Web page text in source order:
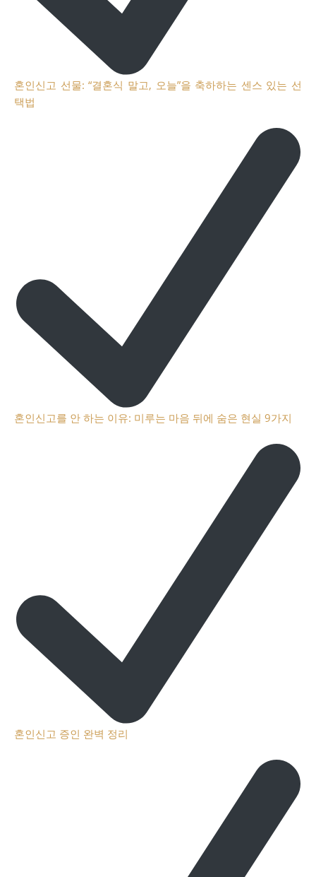
혼인신고 선물: “결혼식 말고, 오늘”을 축하하는 센스 있는 선
택법
혼인신고를 안 하는 이유: 미루는 마음 뒤에 숨은 현실 9가지
혼인신고 증인 완벽 정리